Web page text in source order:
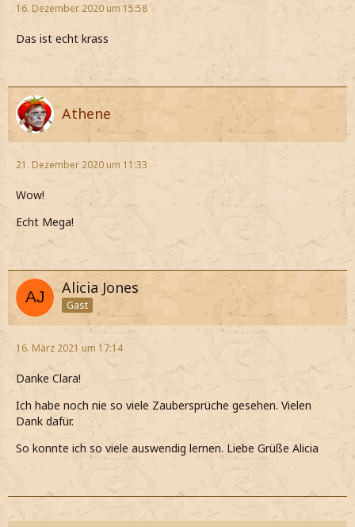
16. Dezember 2020 um 15:58
Das ist echt krass
Athene
21. Dezember 2020 um 11:33
Wow!
Echt Mega!
Alicia Jones
Gast
16. März 2021 um 17:14
Danke Clara!
Ich habe noch nie so viele Zaubersprüche gesehen. Vielen
Dank dafür.
So konnte ich so viele auswendig lernen. Liebe Grüße Alicia